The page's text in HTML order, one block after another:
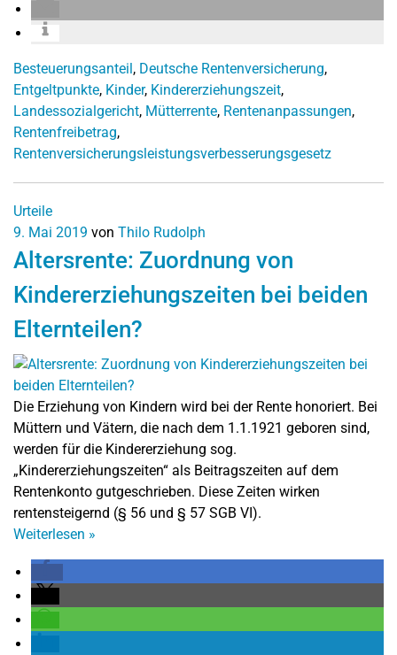
Besteuerungsanteil, Deutsche Rentenversicherung,
Entgeltpunkte, Kinder, Kindererziehungszeit,
Landessozialgericht, Mütterrente, Rentenanpassungen,
Rentenfreibetrag,
Rentenversicherungsleistungsverbesserungsgesetz
Urteile
9. Mai 2019 von Thilo Rudolph
Altersrente: Zuordnung von
Kindererziehungszeiten bei beiden
Elternteilen?
Die Erziehung von Kindern wird bei der Rente honoriert. Bei
Müttern und Vätern, die nach dem 1.1.1921 geboren sind,
werden für die Kindererziehung sog.
„Kindererziehungszeiten“ als Beitragszeiten auf dem
Rentenkonto gutgeschrieben. Diese Zeiten wirken
rentensteigernd (§ 56 und § 57 SGB VI).
Weiterlesen »